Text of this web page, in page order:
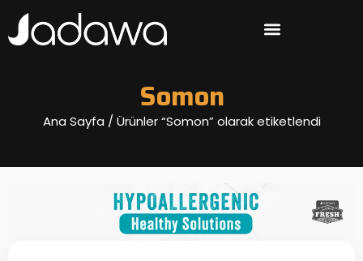
Somon
Ana Sayfa / Ürünler “Somon” olarak etiketlendi